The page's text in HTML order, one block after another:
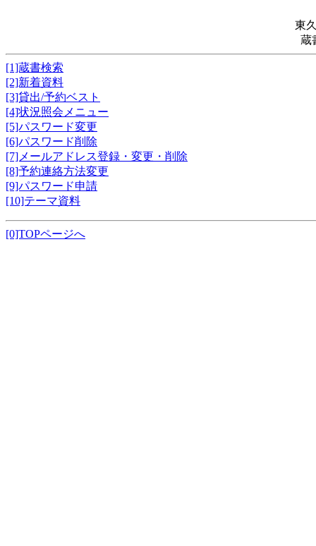
東
蔵
[1]蔵書検索
[2]新着資料
[3]貸出/予約ベスト
[4]状況照会メニュー
[5]パスワード変更
[6]パスワード削除
[7]メールアドレス登録・変更・削除
[8]予約連絡方法変更
[9]パスワード申請
[10]テーマ資料
[0]TOPページへ